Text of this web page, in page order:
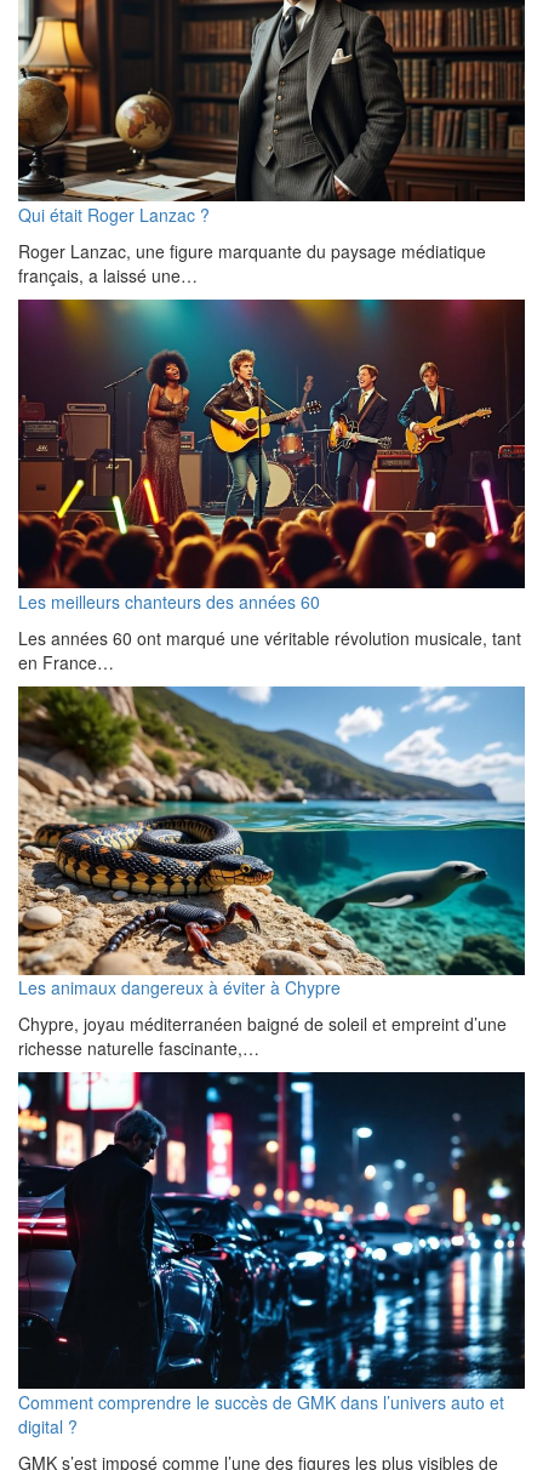
Qui était Roger Lanzac ?
Roger Lanzac, une figure marquante du paysage médiatique
français, a laissé une…
Les meilleurs chanteurs des années 60
Les années 60 ont marqué une véritable révolution musicale, tant
en France…
Les animaux dangereux à éviter à Chypre
Chypre, joyau méditerranéen baigné de soleil et empreint d’une
richesse naturelle fascinante,…
Comment comprendre le succès de GMK dans l’univers auto et
digital ?
GMK s’est imposé comme l’une des figures les plus visibles de